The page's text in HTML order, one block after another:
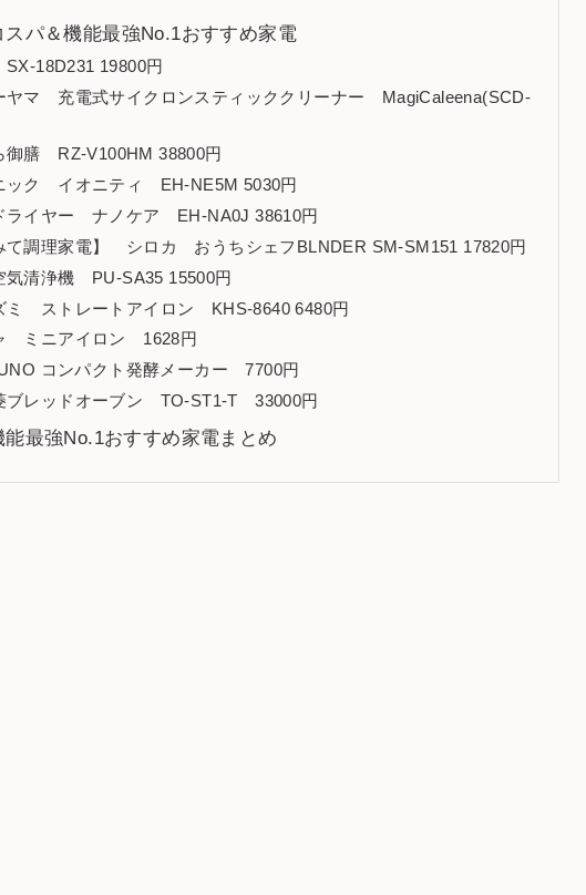
パ＆機能最強No.1おすすめ家電
18D231 19800円
マ 充電式サイクロンスティッククリーナー MagiCaleena(SCD-
膳 RZ-V100HM 38800円
ック イオニティ EH-NE5M 5030円
イヤー ナノケア EH-NA0J 38610円
て調理家電】 シロカ おうちシェフBLNDER SM-SM151 17820円
清浄機 PU-SA35 15500円
ストレートアイロン KHS-8640 6480円
ミニアイロン 1628円
コンパクト発酵メーカー 7700円
レッドオーブン TO-ST1-T 33000円
能最強No.1おすすめ家電まとめ